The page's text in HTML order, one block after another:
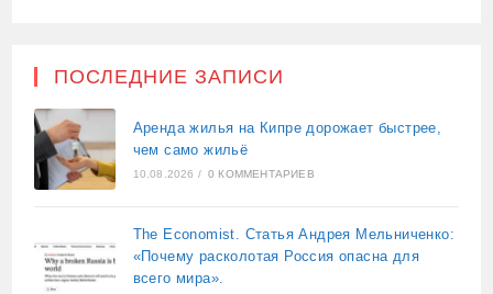
ПОСЛЕДНИЕ ЗАПИСИ
Аренда жилья на Кипре дорожает быстрее,
чем само жильё
10.08.2026 / 0 КОММЕНТАРИЕВ
The Economist. Статья Андрея Мельниченко:
«Почему расколотая Россия опасна для
всего мира».